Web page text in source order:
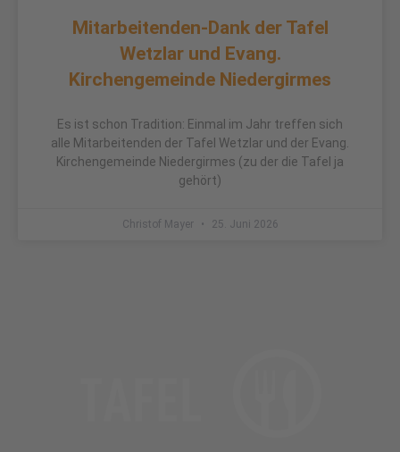
Mitarbeitenden-Dank der Tafel
Wetzlar und Evang.
Kirchengemeinde Niedergirmes
Es ist schon Tradition: Einmal im Jahr treffen sich
alle Mitarbeitenden der Tafel Wetzlar und der Evang.
Kirchengemeinde Niedergirmes (zu der die Tafel ja
gehört)
Christof Mayer 25. Juni 2026